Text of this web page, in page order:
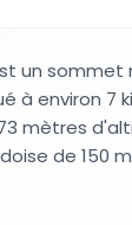
un sommet
à environ 7
mètres
de 150